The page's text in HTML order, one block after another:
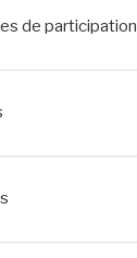
de participation